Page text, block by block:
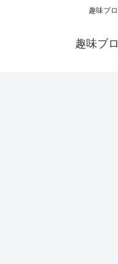
趣味ブ
趣味ブ